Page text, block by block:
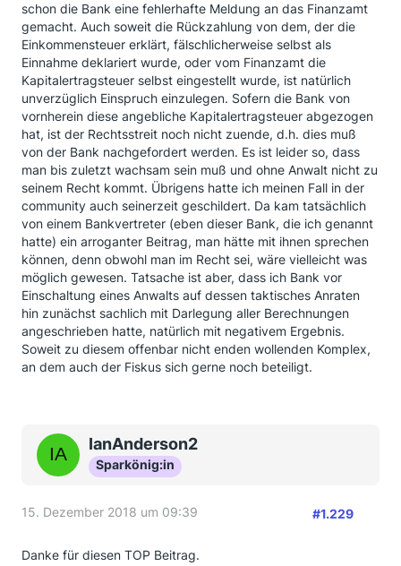
schon die Bank eine fehlerhafte Meldung an das Finanzamt
gemacht. Auch soweit die Rückzahlung von dem, der die
Einkommensteuer erklärt, fälschlicherweise selbst als
Einnahme deklariert wurde, oder vom Finanzamt die
Kapitalertragsteuer selbst eingestellt wurde, ist natürlich
unverzüglich Einspruch einzulegen. Sofern die Bank von
vornherein diese angebliche Kapitalertragsteuer abgezogen
hat, ist der Rechtsstreit noch nicht zuende, d.h. dies muß
von der Bank nachgefordert werden. Es ist leider so, dass
man bis zuletzt wachsam sein muß und ohne Anwalt nicht zu
seinem Recht kommt. Übrigens hatte ich meinen Fall in der
community auch seinerzeit geschildert. Da kam tatsächlich
von einem Bankvertreter (eben dieser Bank, die ich genannt
hatte) ein arroganter Beitrag, man hätte mit ihnen sprechen
können, denn obwohl man im Recht sei, wäre vielleicht was
möglich gewesen. Tatsache ist aber, dass ich Bank vor
Einschaltung eines Anwalts auf dessen taktisches Anraten
hin zunächst sachlich mit Darlegung aller Berechnungen
angeschrieben hatte, natürlich mit negativem Ergebnis.
Soweit zu diesem offenbar nicht enden wollenden Komplex,
an dem auch der Fiskus sich gerne noch beteiligt.
IanAnderson2
Sparkönig:in
15. Dezember 2018 um 09:39 #1.229
Danke für diesen TOP Beitrag.